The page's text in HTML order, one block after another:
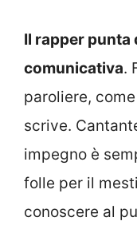
Il rapper punta
comunicativa.
paroliere,
scrive.
impegno è
folle per il
conoscere al